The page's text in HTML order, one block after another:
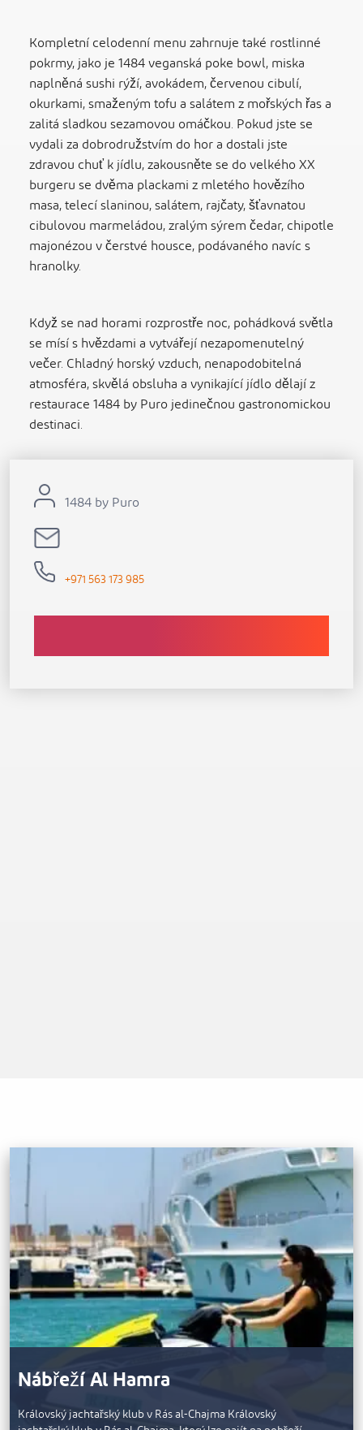
Kompletní celodenní menu zahrnuje také rostlinné
pokrmy, jako je 1484 veganská poke bowl, miska
naplněná sushi rýží, avokádem, červenou cibulí,
okurkami, smaženým tofu a salátem z mořských řas a
zalitá sladkou sezamovou omáčkou. Pokud jste se
vydali za dobrodružstvím do hor a dostali jste
zdravou chuť k jídlu, zakousněte se do velkého XX
burgeru se dvěma plackami z mletého hovězího
masa, telecí slaninou, salátem, rajčaty, šťavnatou
cibulovou marmeládou, zralým sýrem čedar, chipotle
majonézou v čerstvé housce, podávaného navíc s
hranolky.
Když se nad horami rozprostře noc, pohádková světla
se mísí s hvězdami a vytvářejí nezapomenutelný
večer. Chladný horský vzduch, nenapodobitelná
atmosféra, skvělá obsluha a vynikající jídlo dělají z
restaurace 1484 by Puro jedinečnou gastronomickou
destinaci.
1484 by Puro
+971 563 173 985
Nábřeží Al Hamra
Královský jachtařský klub v Rás al-Chajma Královský